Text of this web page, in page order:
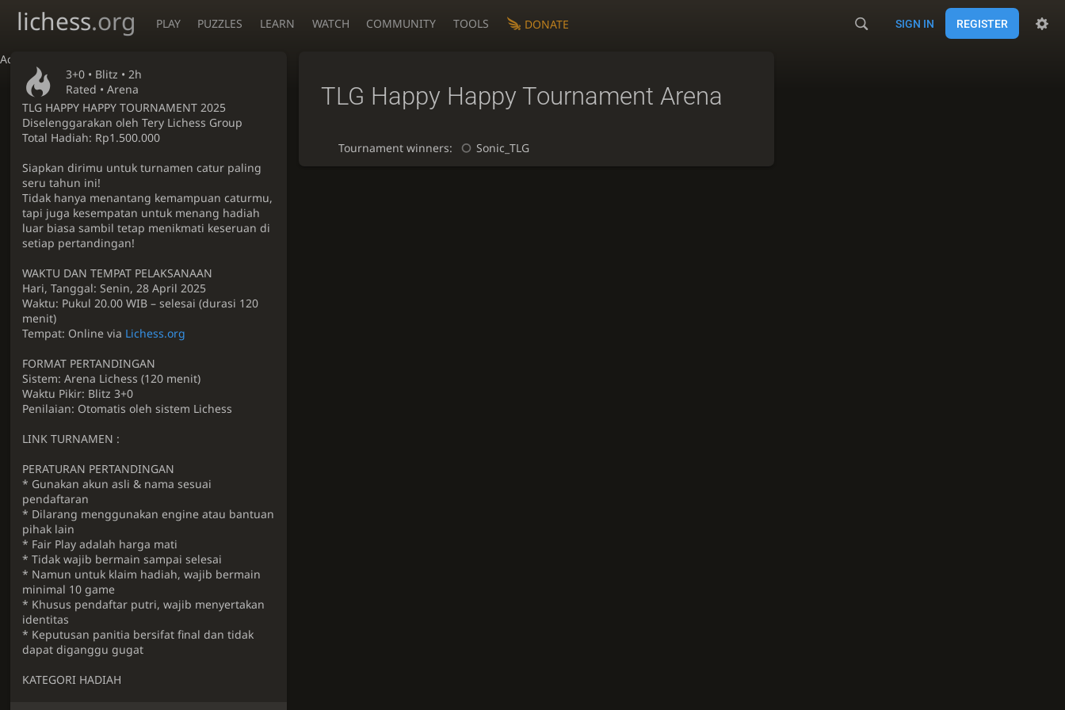
Accessibility - Enable blind mode
lichess.org PLAY PUZZLES LEARN WATCH COMMUNITY TOOLS DONATE SIGN IN REGISTER
3+0 • Blitz • 2h
Rated • Arena
TLG HAPPY HAPPY TOURNAMENT 2025
Diselenggarakan oleh Tery Lichess Group
Total Hadiah: Rp1.500.000
Siapkan dirimu untuk turnamen catur paling
seru tahun ini!
Tidak hanya menantang kemampuan caturmu,
tapi juga kesempatan untuk menang hadiah
luar biasa sambil tetap menikmati keseruan di
setiap pertandingan!
WAKTU DAN TEMPAT PELAKSANAAN
Hari, Tanggal: Senin, 28 April 2025
Waktu: Pukul 20.00 WIB – selesai (durasi 120
menit)
Tempat: Online via Lichess.org
FORMAT PERTANDINGAN
Sistem: Arena Lichess (120 menit)
Waktu Pikir: Blitz 3+0
Penilaian: Otomatis oleh sistem Lichess
LINK TURNAMEN :
PERATURAN PERTANDINGAN
* Gunakan akun asli & nama sesuai
pendaftaran
* Dilarang menggunakan engine atau bantuan
pihak lain
* Fair Play adalah harga mati
* Tidak wajib bermain sampai selesai
* Namun untuk klaim hadiah, wajib bermain
minimal 10 game
* Khusus pendaftar putri, wajib menyertakan
identitas
* Keputusan panitia bersifat final dan tidak
dapat diganggu gugat
KATEGORI HADIAH
TLG Happy Happy Tournament Arena
Tournament winners: Sonic_TLG